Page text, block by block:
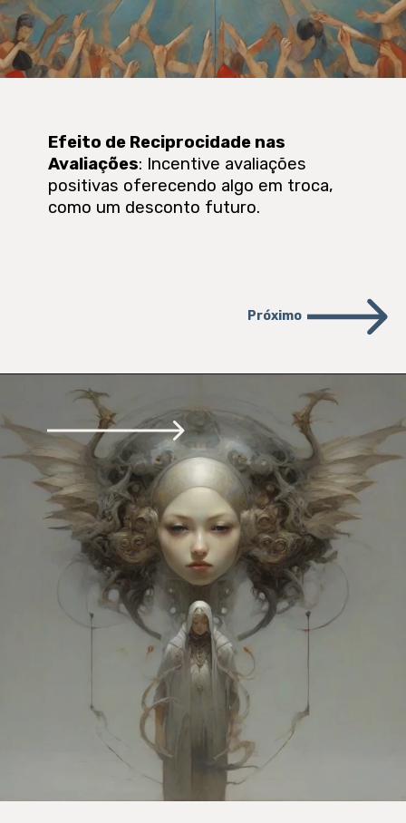
Efeito de Reciprocidade nas
Avaliações: Incentive avaliações
positivas oferecendo algo em troca,
como um desconto futuro.
Próximo